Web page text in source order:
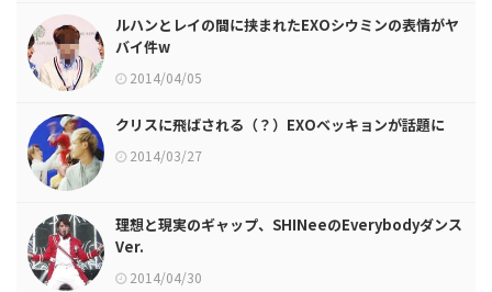
ルハンとレイの間に挟まれたEXOシウミンの表情がヤ
バイ件w
2014/04/05
クリスに飛ばされる（？）EXOベッキョンが話題に
2014/03/27
理想と現実のギャップ、SHINeeのEverybodyダンス
Ver.
2014/04/30